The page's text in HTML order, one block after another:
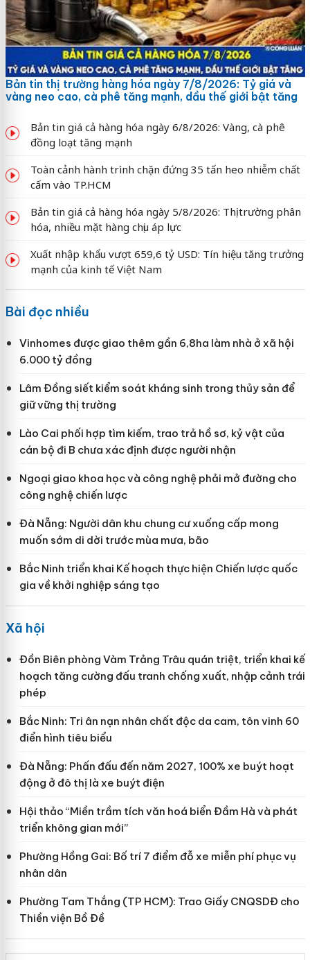
Bản tin thị trường hàng hóa ngày 7/8/2026: Tỷ giá và
vàng neo cao, cà phê tăng mạnh, dầu thế giới bật tăng
Bản tin giá cả hàng hóa ngày 6/8/2026: Vàng, cà phê
đồng loạt tăng mạnh
Toàn cảnh hành trình chặn đứng 35 tấn heo nhiễm chất
cấm vào TP.HCM
Bản tin giá cả hàng hóa ngày 5/8/2026: Thị trường phân
hóa, nhiều mặt hàng chịu áp lực
Xuất nhập khẩu vượt 659,6 tỷ USD: Tín hiệu tăng trưởng
mạnh của kinh tế Việt Nam
Bài đọc nhiều
Vinhomes được giao thêm gần 6,8ha làm nhà ở xã hội
6.000 tỷ đồng
Lâm Đồng siết kiểm soát kháng sinh trong thủy sản để
giữ vững thị trường
Lào Cai phối hợp tìm kiếm, trao trả hồ sơ, kỷ vật của
cán bộ đi B chưa xác định được người nhận
Ngoại giao khoa học và công nghệ phải mở đường cho
công nghệ chiến lược
Đà Nẵng: Người dân khu chung cư xuống cấp mong
muốn sớm di dời trước mùa mưa, bão
Bắc Ninh triển khai Kế hoạch thực hiện Chiến lược quốc
gia về khởi nghiệp sáng tạo
Xã hội
Đồn Biên phòng Vàm Trảng Trâu quán triệt, triển khai kế
hoạch tăng cường đấu tranh chống xuất, nhập cảnh trái
phép
Bắc Ninh: Tri ân nạn nhân chất độc da cam, tôn vinh 60
điển hình tiêu biểu
Đà Nẵng: Phấn đấu đến năm 2027, 100% xe buýt hoạt
động ở đô thị là xe buýt điện
Hội thảo “Miền trầm tích văn hoá biển Đầm Hà và phát
triển không gian mới”
Phường Hồng Gai: Bố trí 7 điểm đỗ xe miễn phí phục vụ
nhân dân
Phường Tam Thắng (TP HCM): Trao Giấy CNQSDĐ cho
Thiền viện Bồ Đề